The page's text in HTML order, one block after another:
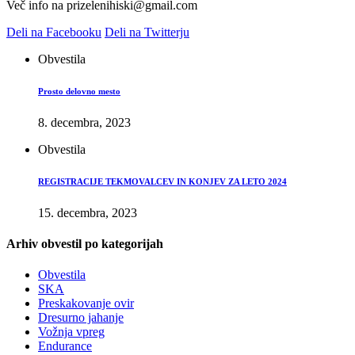
Več info na prizelenihiski@gmail.com
Deli na Facebooku Deli na Twitterju
Obvestila
Prosto delovno mesto
8. decembra, 2023
Obvestila
REGISTRACIJE TEKMOVALCEV IN KONJEV ZA LETO 2024
15. decembra, 2023
Arhiv obvestil po kategorijah
Obvestila
SKA
Preskakovanje ovir
Dresurno jahanje
Vožnja vpreg
Endurance